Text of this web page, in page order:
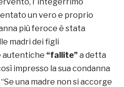
un vero e proprio
più feroce è stata
madri dei figli
autentiche “fallite” a detta
impresso la sua condanna
una madre non si accorge